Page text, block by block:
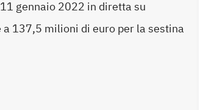
gennaio 2022 in diretta su
137,5 milioni di euro per la sestina